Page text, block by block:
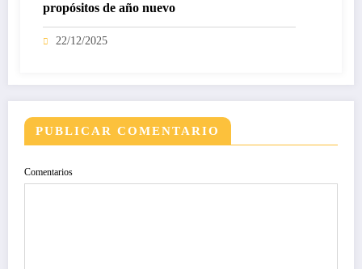
propósitos de año nuevo
22/12/2025
PUBLICAR COMENTARIO
Comentarios